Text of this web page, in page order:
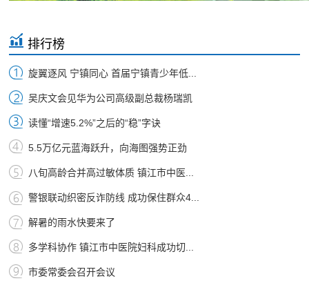
排行榜
旋翼逐风 宁镇同心 首届宁镇青少年低...
吴庆文会见华为公司高级副总裁杨瑞凯
读懂“增速5.2%”之后的“稳”字诀
5.5万亿元蓝海跃升，向海图强势正劲
八旬高龄合并高过敏体质 镇江市中医...
警银联动织密反诈防线 成功保住群众4...
解暑的雨水快要来了
多学科协作 镇江市中医院妇科成功切...
市委常委会召开会议